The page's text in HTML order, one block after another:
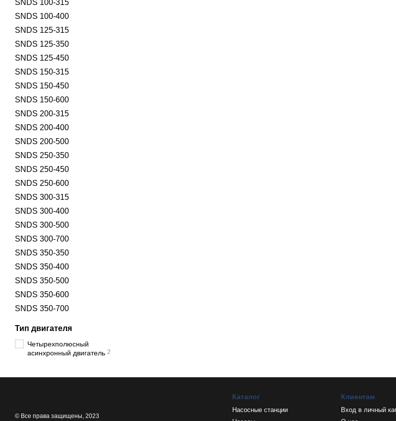
SNDS 100-315
SNDS 100-400
SNDS 125-315
SNDS 125-350
SNDS 125-450
SNDS 150-315
SNDS 150-450
SNDS 150-600
SNDS 200-315
SNDS 200-400
SNDS 200-500
SNDS 250-350
SNDS 250-450
SNDS 250-600
SNDS 300-315
SNDS 300-400
SNDS 300-500
SNDS 300-700
SNDS 350-350
SNDS 350-400
SNDS 350-500
SNDS 350-600
SNDS 350-700
Тип двигателя
Четырехполюсный
асинхронный двигатель 2
© Все права защищены, 2023
Каталог
Насосные станции
Клиентам
Вход в личный